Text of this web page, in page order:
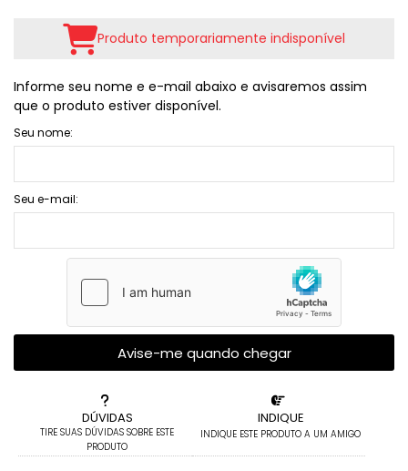
DÚVIDAS
TIRE SUAS DÚVIDAS SOBRE ESTE
PRODUTO
INDIQUE
INDIQUE ESTE PRODUTO A UM AMIGO
Produto temporariamente indisponível
Informe seu nome e e-mail abaixo e avisaremos assim
que o produto estiver disponível.
Seu nome:
Seu e-mail:
Avise-me quando chegar